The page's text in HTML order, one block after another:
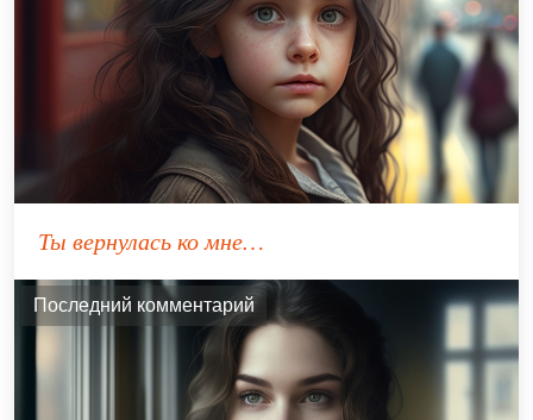
Ты вернулась ко мне…
Последний комментарий